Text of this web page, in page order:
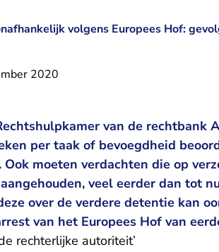
volgens Europees Hof:
2020
van de rechtbank
per taak of bevoegdheid
moeten verdachten die op
veel eerder dan tot
over de verdere detentie kan
van het Europees Hof van
rechterlijke autoriteit’